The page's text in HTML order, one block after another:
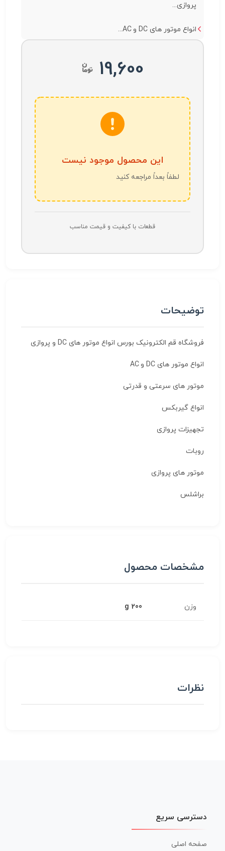
پروازی...
انواع موتور های DC و AC...
19,600
این محصول موجود نیست
لطفاً بعداً مراجعه کنید
قطعات با کیفیت و قیمت مناسب
توضیحات
فروشگاه قم الکترونیک بورس انواع موتور های DC و پروازی
انواع موتور های DC و AC
موتور های سرعتی و قدرتی
انواع گیربکس
تجهیزات پروازی
روبات
موتور های پروازی
براشلس
مشخصات محصول
وزن 200 g
نظرات
دسترسی سریع
صفحه اصلی